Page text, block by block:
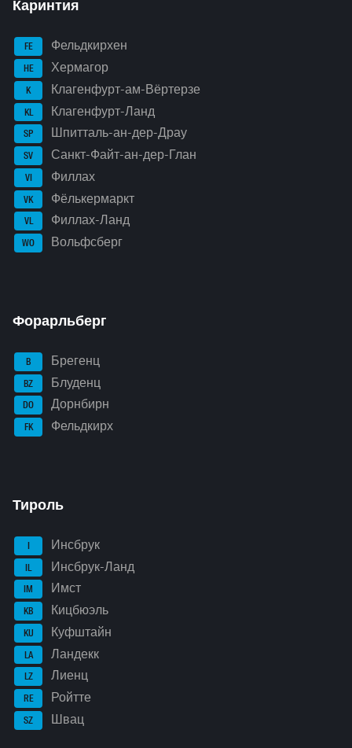
Каринтия
FE Фельдкирхен
HE Хермагор
K Клагенфурт-ам-Вёртерзе
KL Клагенфурт-Ланд
SP Шпитталь-ан-дер-Драу
SV Санкт-Файт-ан-дер-Глан
VI Филлах
VK Фёлькермаркт
VL Филлах-Ланд
WO Вольфсберг
Форарльберг
B Брегенц
BZ Блуденц
DO Дорнбирн
FK Фельдкирх
Тироль
I Инсбрук
IL Инсбрук-Ланд
IM Имст
KB Кицбюэль
KU Куфштайн
LA Ландекк
LZ Лиенц
RE Ройтте
SZ Швац